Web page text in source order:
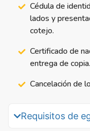
Cédula de
lados y
cotejo.
Certificado de
entrega de copia.
Cancelación de
Requisitos de